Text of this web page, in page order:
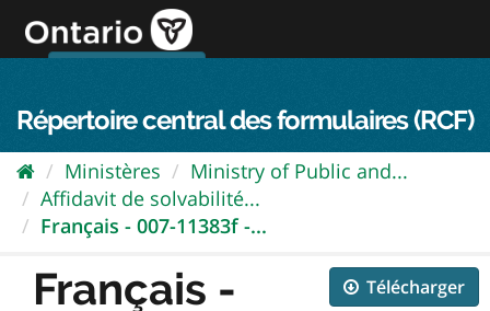
directement
au
Répertoire central des formulaires (RCF)
Ministères
Ministry of Public and...
Affidavit de solvabilité...
Français - 007-11383f -...
Télécharger
Français -